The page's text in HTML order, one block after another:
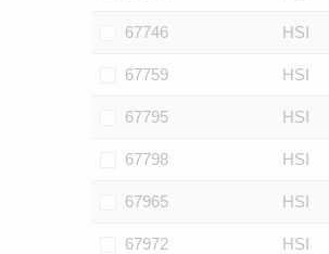
67746 HSI
67759 HSI
67795 HSI
67798 HSI
67965 HSI
67972 HSI